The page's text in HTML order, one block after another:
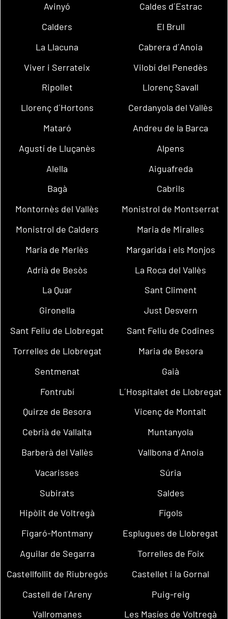
Avinyó
Caldes d´Estrac
Calders
El Brull
La Llacuna
Cabrera d´Anoia
Viver i Serrateix
Vilobí del Penedès
Ripollet
Llorenç Savall
Llorenç d´Hortons
Cerdanyola del Vallès
Mataró
Andreu de la Barca
Agustí de Lluçanès
Alpens
Alella
Aiguafreda
Bagà
Cabrils
Montornès del Vallès
Monistrol de Montserrat
Monistrol de Calders
Maria de Miralles
Maria de Merlès
Margarida i els Monjos
Adrià de Besòs
La Roca del Vallès
La Quar
Sant Climent
Gironella
Just Desvern
Sant Feliu de Llobregat
Sant Feliu de Codines
Torrelles de Llobregat
Maria de Besora
Sentmenat
Gaià
Fontrubí
L´Hospitalet de Llobregat
Quirze de Besora
Vicenç de Montalt
Cebrià de Vallalta
Muntanyola
Barberà del Vallès
Vallbona d´Anoia
Vacarisses
Súria
Subirats
Saldes
Hipòlit de Voltregà
Fígols
Figaró-Montmany
Esplugues de Llobregat
Aguilar de Segarra
Torrelles de Foix
Castellfollit de Riubregós
Castellet i la Gornal
Castell de l´Areny
Puig-reig
Vallromanes
Les Masíes de Voltregà